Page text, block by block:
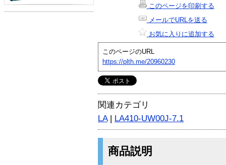
このページを印刷する
メールでURLを送る
お気に入りに追加する
このページのURL
https://plth.me/20960230
関連カテゴリ
LA| LA410-UW00J-7.1
商品説明